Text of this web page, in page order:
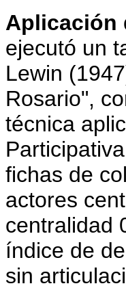
Aplicación
ejecutó un
Lewin
Rosario",
técnica
fichas de
actores
centralidad
índice de
sin